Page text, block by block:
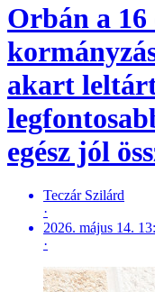
Orbán a 16
akart
egész jól
Teczár Szilárd
·
2026. május 14.
·